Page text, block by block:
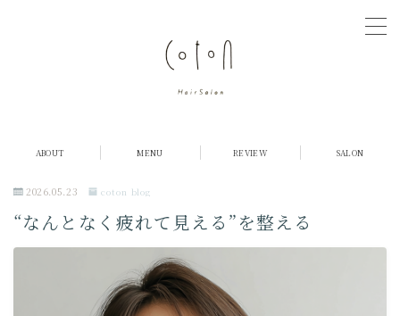
メニュー・料金
ABOUT MENU REVIEW SALON
2026.05.23 coton blog
“なんとなく疲れて見える”を整える